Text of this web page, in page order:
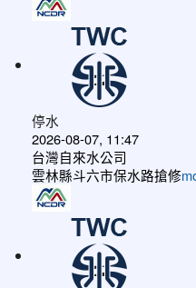
停水
2026-08-07, 11:47
台灣自來水公司
雲林縣斗六市保水路搶修